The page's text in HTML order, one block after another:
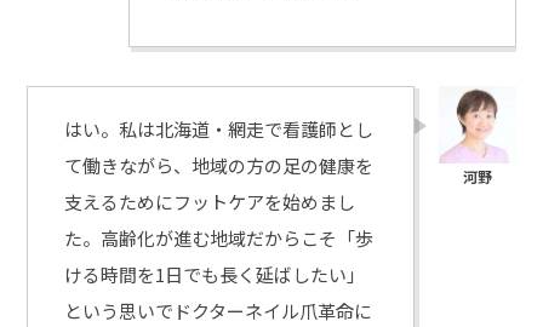
はい。私は北海道・網走で看護師とし
て働きながら、地域の方の足の健康を
支えるためにフットケアを始めまし
た。高齢化が進む地域だからこそ「歩
ける時間を1日でも長く延ばしたい」
という思いでドクターネイル爪革命に